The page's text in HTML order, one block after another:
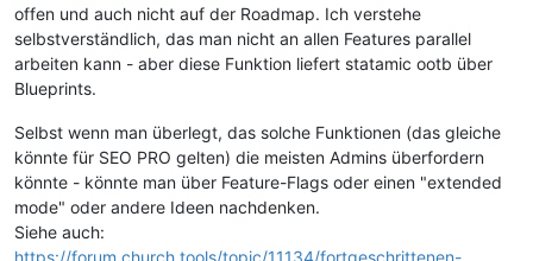
offen und auch nicht auf der Roadmap. Ich verstehe
selbstverständlich, das man nicht an allen Features parallel
arbeiten kann - aber diese Funktion liefert statamic ootb über
Blueprints.
Selbst wenn man überlegt, das solche Funktionen (das gleiche
könnte für SEO PRO gelten) die meisten Admins überfordern
könnte - könnte man über Feature-Flags oder einen "extended
mode" oder andere Ideen nachdenken.
Siehe auch:
https://forum.church.tools/topic/11134/fortgeschrittenen-